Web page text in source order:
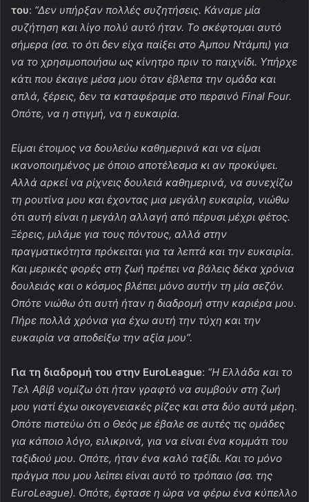
του: “Δεν υπήρξαν πολλές συζητήσεις. Κάναμε μία
συζήτηση και λίγο πολύ αυτό ήταν. Το σκέφτομαι αυτό
σήμερα (σσ. το ότι δεν είχα παίξει στο Άμπου Ντάμπι) για
να το χρησιμοποιήσω ως κίνητρο πριν το παιχνίδι. Υπήρχε
κάτι που έκαιγε μέσα μου όταν έβλεπα την ομάδα και
απλά, ξέρεις, δεν τα καταφέραμε στο περσινό Final Four.
Οπότε, να η στιγμή, να η ευκαιρία.
Είμαι έτοιμος να δουλεύω καθημερινά και να είμαι
ικανοποιημένος με όποιο αποτέλεσμα κι αν προκύψει.
Αλλά αρκεί να ρίχνεις δουλειά καθημερινά, να συνεχίζω
τη ρουτίνα μου και έχοντας μια μεγάλη ευκαιρία, νιώθω
ότι αυτή είναι η μεγάλη αλλαγή από πέρυσι μέχρι φέτος.
Ξέρεις, μιλάμε για τους πόντους, αλλά στην
πραγματικότητα πρόκειται για τα λεπτά και την ευκαιρία.
Και μερικές φορές στη ζωή πρέπει να βάλεις δέκα χρόνια
δουλειάς και ο κόσμος βλέπει μόνο αυτήν τη μία σεζόν.
Οπότε νιώθω ότι αυτή ήταν η διαδρομή στην καριέρα μου.
Πήρε πολλά χρόνια για έχω αυτή την τύχη και την
ευκαιρία να αποδείξω την αξία μου”.
Για τη διαδρομή του στην EuroLeague: “Η Ελλάδα και το
Τελ Αβίβ νομίζω ότι ήταν γραφτό να συμβούν στη ζωή
μου γιατί έχω οικογενειακές ρίζες και στα δύο αυτά μέρη.
Οπότε πιστεύω ότι ο Θεός με έβαλε σε αυτές τις ομάδες
για κάποιο λόγο, ειλικρινά, για να είναι ένα κομμάτι του
ταξιδιού μου. Οπότε, ήταν ένα καλό ταξίδι. Και το μόνο
πράγμα που μου λείπει είναι αυτό το τρόπαιο (σσ. της
EuroLeague). Οπότε, έφτασε η ώρα να φέρω ένα κύπελλο